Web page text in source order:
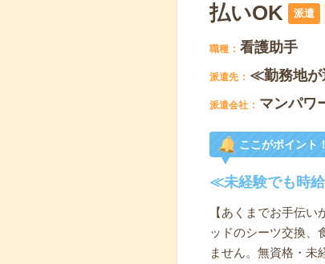
払いOK
派遣
職種 看護助手
派遣先 ≪勤務地が
派遣会社 マンパワ
ここがポイント！
≪未経験でも時
【あくまでお手伝
ッドのシーツ交換、
ません。無資格・未